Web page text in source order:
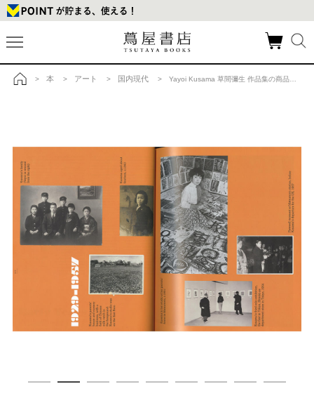
> 本 > アート > 国内現代 > Yayoi Kusama 草間彌生 作品集の商品詳細